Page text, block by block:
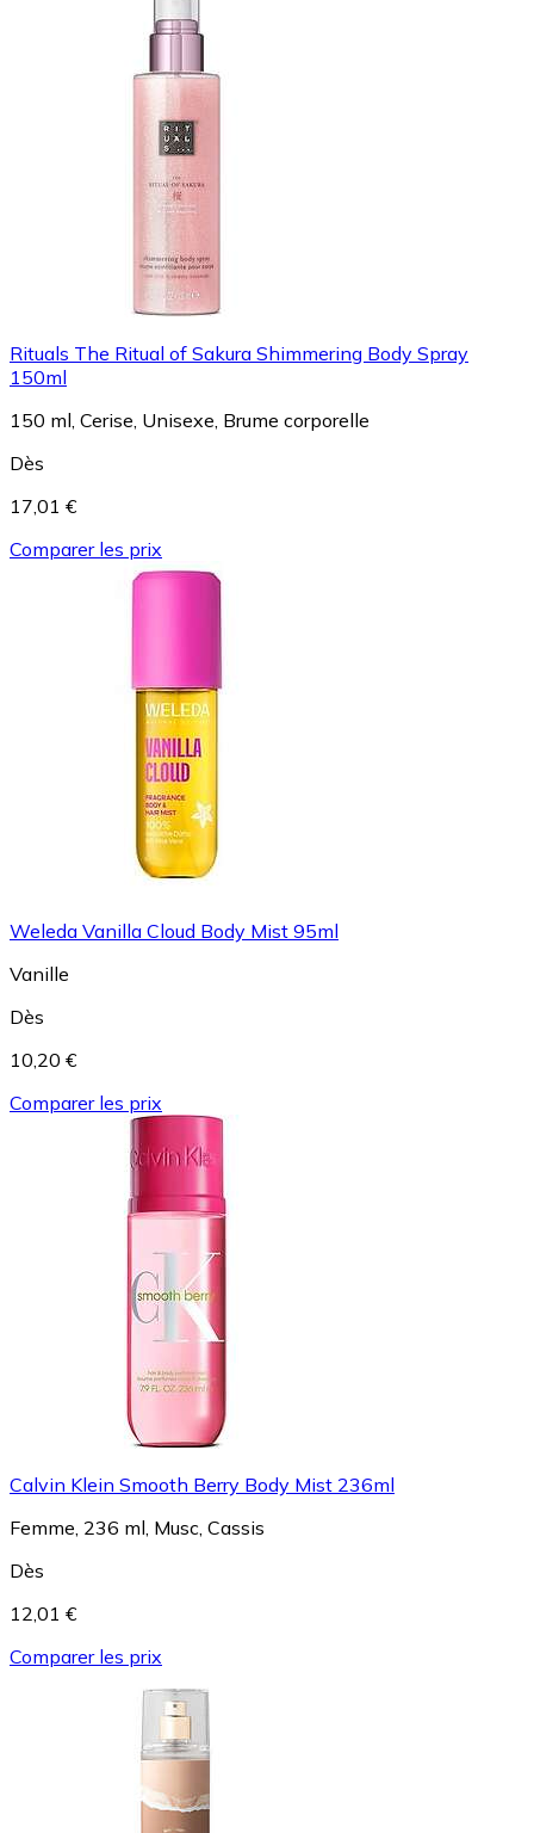
Rituals The Ritual of Sakura Shimmering Body Spray
150ml
150 ml, Cerise, Unisexe, Brume corporelle
Dès
17,01 €
Comparer les prix
Weleda Vanilla Cloud Body Mist 95ml
Vanille
Dès
10,20 €
Comparer les prix
Calvin Klein Smooth Berry Body Mist 236ml
Femme, 236 ml, Musc, Cassis
Dès
12,01 €
Comparer les prix